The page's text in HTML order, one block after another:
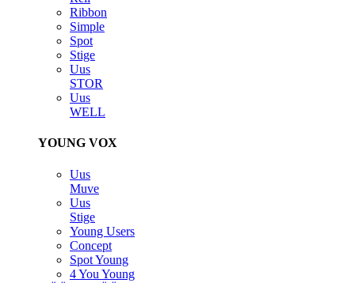
Ribbon
Simple
Spot
Stige
Uus
STOR
Uus
WELL
YOUNG VOX
Uus
Muve
Uus
Stige
Young Users
Concept
Spot Young
4 You Young